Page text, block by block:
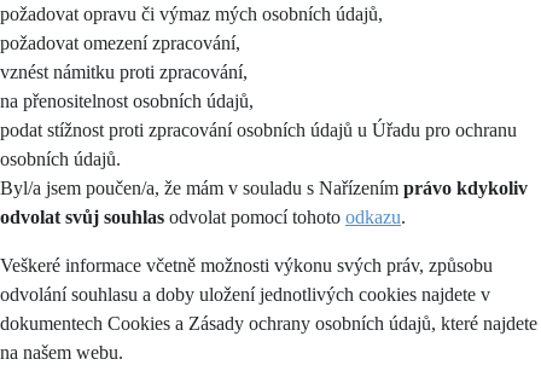
požadovat opravu či výmaz mých osobních údajů,
požadovat omezení zpracování,
vznést námitku proti zpracování,
na přenositelnost osobních údajů,
podat stížnost proti zpracování osobních údajů u Úřadu pro ochranu
osobních údajů.
Byl/a jsem poučen/a, že mám v souladu s Nařízením právo kdykoliv
odvolat svůj souhlas odvolat pomocí tohoto odkazu.
Veškeré informace včetně možnosti výkonu svých práv, způsobu
odvolání souhlasu a doby uložení jednotlivých cookies najdete v
dokumentech Cookies a Zásady ochrany osobních údajů, které najdete
na našem webu.